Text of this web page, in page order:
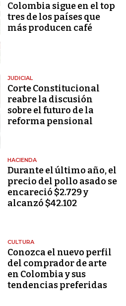
Colombia sigue en el top
tres de los países que
más producen café
JUDICIAL
Corte Constitucional
reabre la discusión
sobre el futuro de la
reforma pensional
HACIENDA
Durante el último año, el
precio del pollo asado se
encareció $2.729 y
alcanzó $42.102
CULTURA
Conozca el nuevo perfil
del comprador de arte
en Colombia y sus
tendencias preferidas